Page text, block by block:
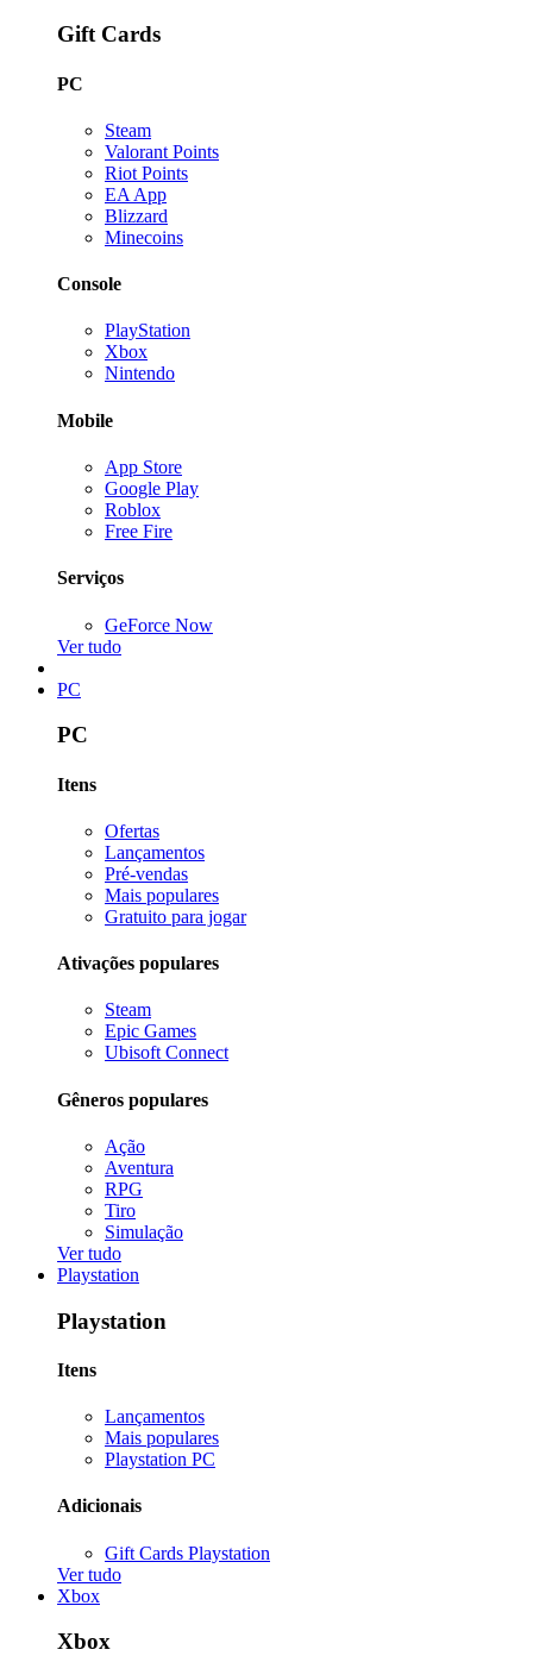
Gift Cards
PC
Steam
Valorant Points
Riot Points
EA App
Blizzard
Minecoins
Console
PlayStation
Xbox
Nintendo
Mobile
App Store
Google Play
Roblox
Free Fire
Serviços
GeForce Now
Ver tudo
PC
PC
Itens
Ofertas
Lançamentos
Pré-vendas
Mais populares
Gratuito para jogar
Ativações populares
Steam
Epic Games
Ubisoft Connect
Gêneros populares
Ação
Aventura
RPG
Tiro
Simulação
Ver tudo
Playstation
Playstation
Itens
Lançamentos
Mais populares
Playstation PC
Adicionais
Gift Cards Playstation
Ver tudo
Xbox
Xbox